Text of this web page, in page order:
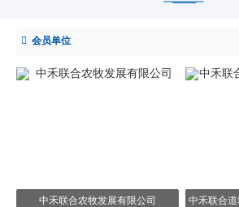
会员单位
中禾联合农牧发展有限公司 中禾联合